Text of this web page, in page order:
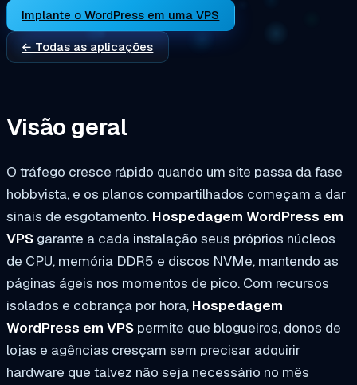
Implante o WordPress em uma VPS
← Todas as aplicações
Visão geral
O tráfego cresce rápido quando um site passa da fase
hobbyista, e os planos compartilhados começam a dar
sinais de esgotamento. Hospedagem WordPress em
VPS garante a cada instalação seus próprios núcleos
de CPU, memória DDR5 e discos NVMe, mantendo as
páginas ágeis nos momentos de pico. Com recursos
isolados e cobrança por hora, Hospedagem
WordPress em VPS permite que blogueiros, donos de
lojas e agências cresçam sem precisar adquirir
hardware que talvez não seja necessário no mês